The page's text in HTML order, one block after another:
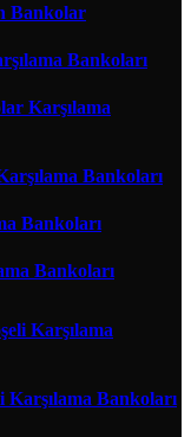
Bankolar
Bankoları
Karşılama
Bankoları
Bankoları
Bankoları
Karşılama
Bankoları